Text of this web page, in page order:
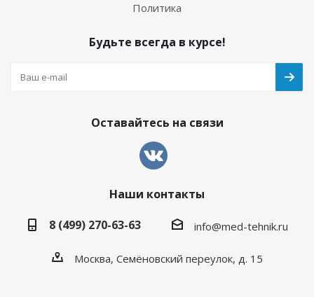
Политика
Будьте всегда в курсе!
Оставайтесь на связи
Наши контакты
8 (499) 270-63-63
info@med-tehnik.ru
Москва, Семёновский переулок, д. 15